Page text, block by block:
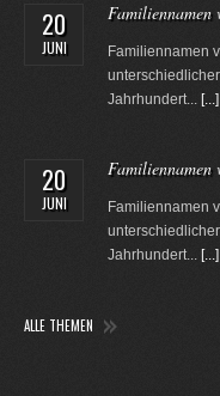
20
JUNI
Familiennamen
Familiennamen
Jahrhundert... [...]
20
JUNI
Familiennamen
Familiennamen
Jahrhundert... [...]
ALLE THEMEN